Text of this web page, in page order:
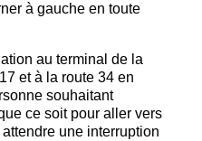
à gauche en toute
au terminal de la
et à la route 34 en
souhaitant
ce soit pour aller vers
une interruption